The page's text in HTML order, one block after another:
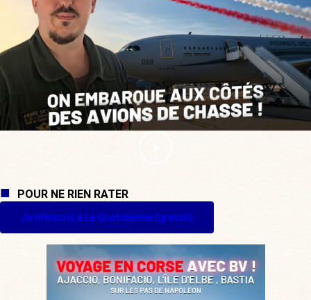
POUR NE RIEN RATER
Je m'inscris à La Quotidienne (gratuit)